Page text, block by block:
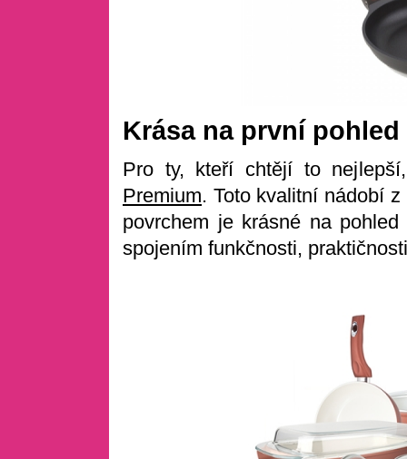
Krása na první pohled
Pro ty, kteří chtějí to
Premium. Toto kvalitní nádobí
povrchem je krásné na
spojením funkčnosti,